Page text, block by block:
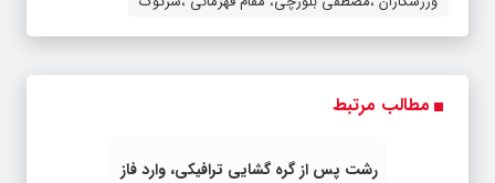
مطالب مرتبط
رشت پس از گره گشایی ترافیکی، وارد فاز